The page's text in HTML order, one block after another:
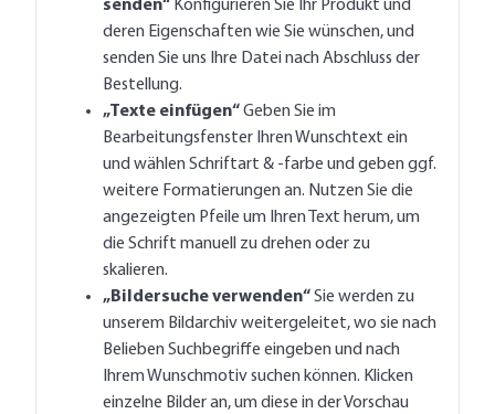
senden“ Konfigurieren Sie Ihr Produkt und
deren Eigenschaften wie Sie wünschen, und
senden Sie uns Ihre Datei nach Abschluss der
Bestellung.
„Texte einfügen“Geben Sie im
Bearbeitungsfenster Ihren Wunschtext ein
und wählen Schriftart & -farbe und geben ggf.
weitere Formatierungen an. Nutzen Sie die
angezeigten Pfeile um Ihren Text herum, um
die Schrift manuell zu drehen oder zu
skalieren.
„Bildersuche verwenden“Sie werden zu
unserem Bildarchiv weitergeleitet, wo sie nach
Belieben Suchbegriffe eingeben und nach
Ihrem Wunschmotiv suchen können. Klicken
einzelne Bilder an, um diese in der Vorschau